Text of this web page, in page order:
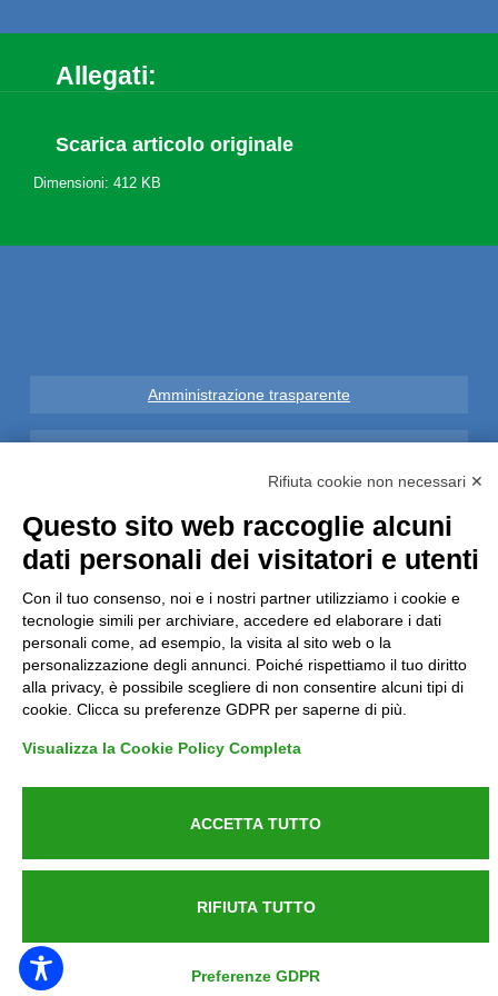
Allegati:
Scarica articolo originale
Dimensioni: 412 KB
Amministrazione trasparente
Informative GDPR (679/2016)
Reclami
Rimborsi ed Indennizzi
Contatti
Azienda certificata UNI EN ISO 9001:2015
Rifiuta cookie non necessari ✕
Questo sito web raccoglie alcuni
dati personali dei visitatori e utenti
Con il tuo consenso, noi e i nostri partner utilizziamo i cookie e
tecnologie simili per archiviare, accedere ed elaborare i dati
personali come, ad esempio, la visita al sito web o la
personalizzazione degli annunci. Poiché rispettiamo il tuo diritto
alla privacy, è possibile scegliere di non consentire alcuni tipi di
cookie. Clicca su preferenze GDPR per saperne di più.
Visualizza la Cookie Policy Completa
ACCETTA TUTTO
RIFIUTA TUTTO
Preferenze GDPR